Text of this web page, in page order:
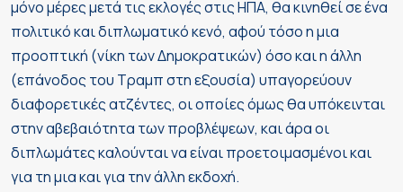
μόνο μέρες μετά τις εκλογές στις ΗΠΑ, θα κινηθεί σε ένα
πολιτικό και διπλωματικό κενό, αφού τόσο η μια
προοπτική (νίκη των Δημοκρατικών) όσο και η άλλη
(επάνοδος του Τραμπ στη εξουσία) υπαγορεύουν
διαφορετικές ατζέντες, οι οποίες όμως θα υπόκεινται
στην αβεβαιότητα των προβλέψεων, και άρα οι
διπλωμάτες καλούνται να είναι προετοιμασμένοι και
για τη μια και για την άλλη εκδοχή.